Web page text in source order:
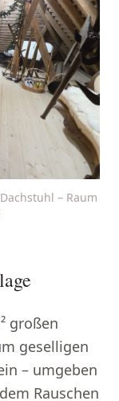
– Raum
großen
geselligen
– umgeben
Rauschen